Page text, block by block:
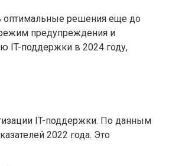
оптимальные решения еще до
предупреждения и
IT-поддержки в 2024 году,
IT-поддержки. По данным
2022 года. Это